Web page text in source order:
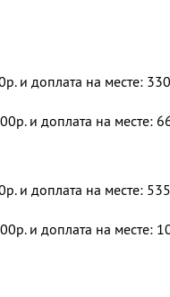
и доплата на месте:
и доплата на месте:
и доплата на месте:
и доплата на месте: